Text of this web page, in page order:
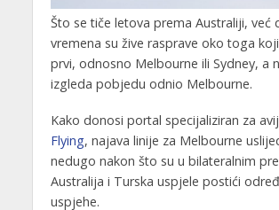
Što se tiče letova prema Australiji, već
vremena su žive rasprave oko toga
prvi, odnosno Melbourne ili Sydney, a
izgleda pobjedu odnio Melbourne.
Kako donosi portal specijaliziran za
Flying, najava linije za Melbourne
nedugo nakon što su u bilateralnim
Australija i Turska uspjele postići
uspjehe.